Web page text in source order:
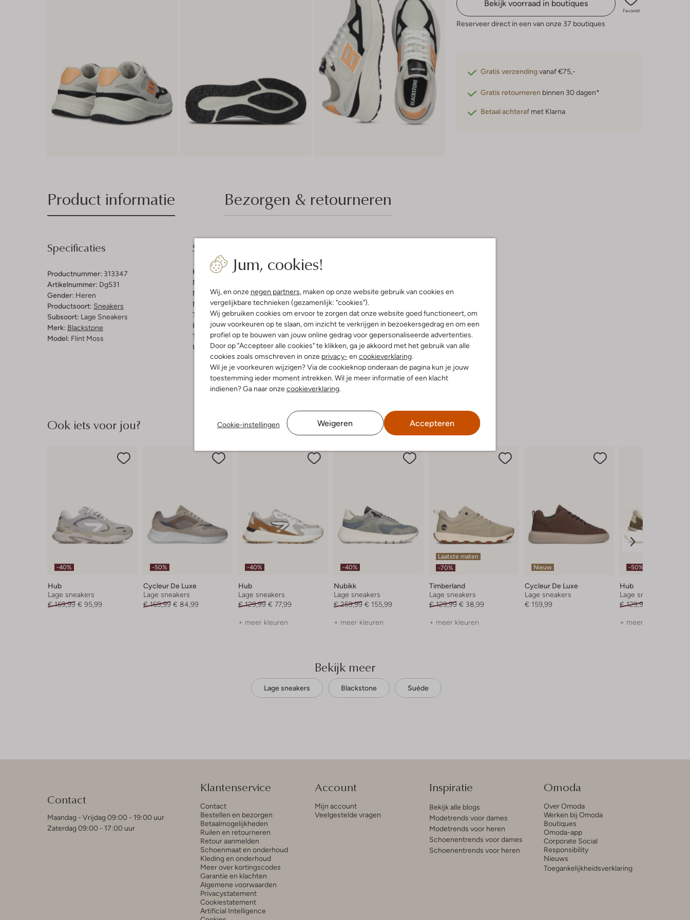
Jum, cookies!
Wij, en onze negen partners, maken op onze website gebruik van cookies en
vergelijkbare technieken (gezamenlijk: "cookies").
Wij gebruiken cookies om ervoor te zorgen dat onze website goed functioneert, om
jouw voorkeuren op te slaan, om inzicht te verkrijgen in bezoekersgedrag en om een
profiel op te bouwen van jouw online gedrag voor gepersonaliseerde advertenties.
Door op "Accepteer alle cookies" te klikken, ga je akkoord met het gebruik van alle
cookies zoals omschreven in onze privacy- en cookieverklaring.
Wil je je voorkeuren wijzigen? Via de cookieknop onderaan de pagina kun je jouw
toestemming ieder moment intrekken. Wil je meer informatie of een klacht
indienen? Ga naar onzecookieverklaring.
Cookie-instellingen Weigeren Accepteren
Bekijk voorraad in boutiques
Favoriet
Reserveer direct in een van onze 37 boutiques
Gratis verzendingvanaf €75,-
Gratis retourneren binnen 30 dagen*
Betaal achteraf met Klarna
Product informatie Bezorgen & retourneren
Specificaties
Productnummer: 313347
Artikelnummer: Dg531
Gender: Heren
Productsoort: Sneakers
Subsoort: Lage Sneakers
Merk: Blackstone
Model: Flint Moss
Samenstelling & Pasvorm
Kleur:Grijs
Materiaal buitenkant:
Materiaal binnenkant:Textiel
Materiaal zool:Rubber
Type sluiting:Veter
Hakvorm:Chunky Zool
Type neus:Ronde Neus
Uitneembaar voetbed:Ja
Ook iets voor jou?
-40%
Hub
Lage sneakers
€ 159,99 € 95,99
-50%
Cycleur De Luxe
Lage sneakers
€ 169,99 € 84,99
-40%
Hub
Lage sneakers
€ 129,99 € 77,99
+ meer kleuren
-40%
Nubikk
Lage sneakers
€ 259,99 € 155,99
+ meer kleuren
Laatste maten
-70%
Timberland
Lage sneakers
€ 129,99 € 38,99
+ meer kleuren
Nieuw
Cycleur De Luxe
Lage sneakers
€ 159,99
-50%
Hub
Lage sneakers
€ 129,99
+ meer kleuren
Bekijk meer
Lage sneakers Blackstone Suède
Contact
Maandag - Vrijdag 09:00 - 19:00 uur
Zaterdag 09:00 - 17:00 uur
Klantenservice
Contact
Bestellen en bezorgen
Betaalmogelijkheden
Ruilen en retourneren
Retour aanmelden
Schoenmaat en onderhoud
Kleding en onderhoud
Meer over kortingscodes
Garantie en klachten
Algemene voorwaarden
Privacystatement
Cookiestatement
Artificial Intelligence
Account
Mijn account
Veelgestelde vragen
Inspiratie
Bekijk alle blogs
Modetrends voor dames
Modetrends voor heren
Schoenentrends voor dames
Schoenentrends voor heren
Omoda
Over Omoda
Werken bij Omoda
Boutiques
Omoda-app
Corporate Social
Responsibility
Nieuws
Toegankelijkheidsverklaring